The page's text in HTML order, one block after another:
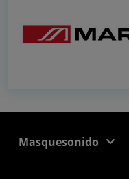
Masquesonido